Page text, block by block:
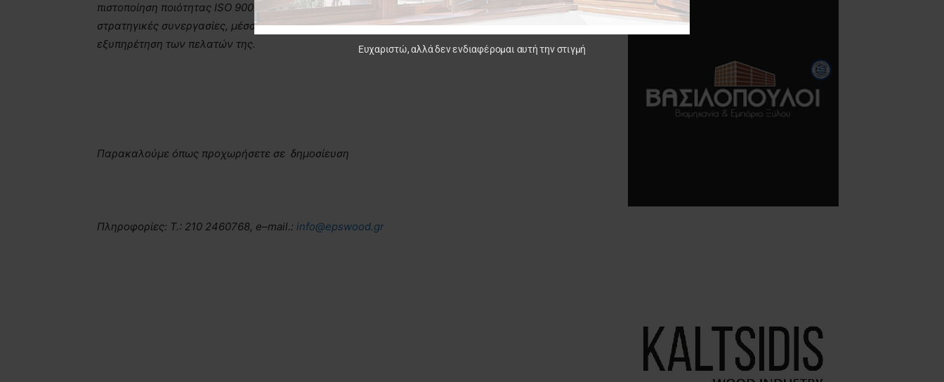
πιστοποίηση ποιότητας ISO 9001:2000. Μένοντας πιστή στη φιλοσοφία της, δημιουργεί
στρατηγικές συνεργασίες, μέσα από τις οποίες επιτυγχάνεται η μέγιστη ικανοποίηση και
εξυπηρέτηση των πελατών της.
Παρακαλούμε όπως προχωρήσετε σε δημοσίευση
Πληροφορίες: Τ.: 210 2460768, e–mail.: info@epswood.gr
Ευχαριστώ, αλλά δεν ενδιαφέρομαι αυτή την στιγμή